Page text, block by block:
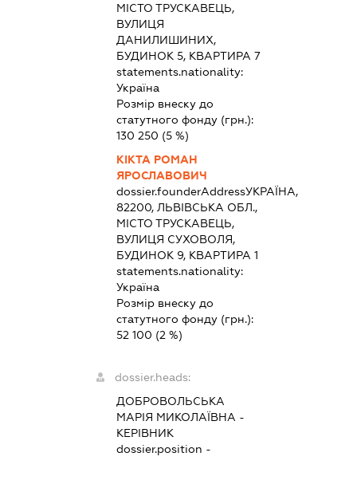
МІСТО ТРУСКАВЕЦЬ,
ВУЛИЦЯ
ДАНИЛИШИНИХ,
БУДИНОК 5, КВАРТИРА 7
statements.nationality:
Україна
Розмір внеску до
статутного фонду (грн.):
130 250 (5 %)
КІКТА РОМАН
ЯРОСЛАВОВИЧ
dossier.founderAddressУКРАЇНА,
82200, ЛЬВІВСЬКА ОБЛ.,
МІСТО ТРУСКАВЕЦЬ,
ВУЛИЦЯ СУХОВОЛЯ,
БУДИНОК 9, КВАРТИРА 1
statements.nationality:
Україна
Розмір внеску до
статутного фонду (грн.):
52 100 (2 %)
dossier.heads:
ДОБРОВОЛЬСЬКА
МАРІЯ МИКОЛАЇВНА -
КЕРІВНИК
dossier.position -